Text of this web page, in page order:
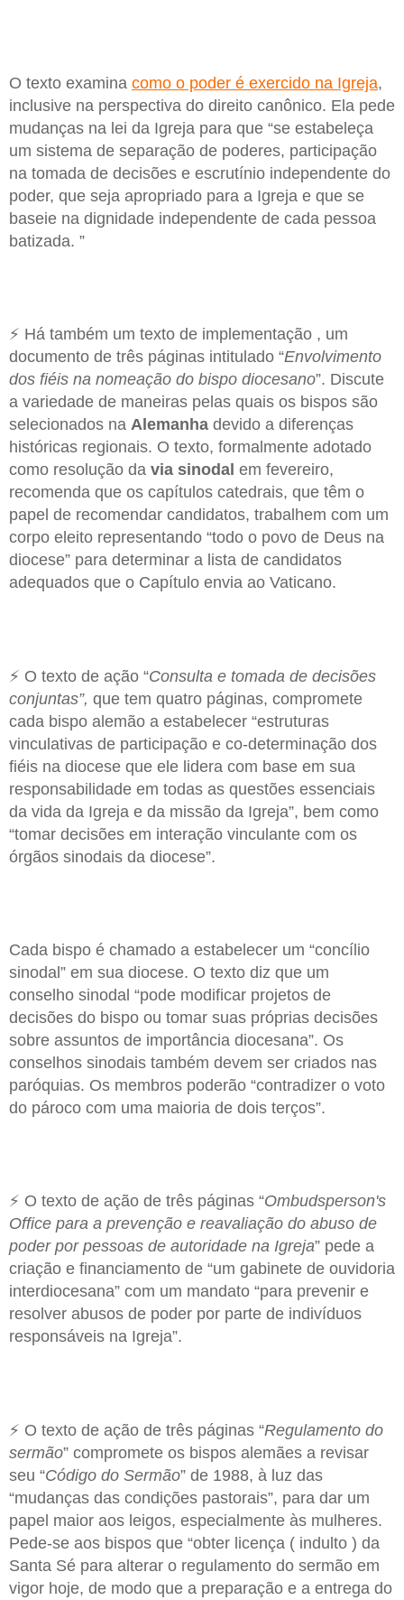
O texto examina como o poder é exercido na Igreja,
inclusive na perspectiva do direito canônico. Ela pede
mudanças na lei da Igreja para que “se estabeleça
um sistema de separação de poderes, participação
na tomada de decisões e escrutínio independente do
poder, que seja apropriado para a Igreja e que se
baseie na dignidade independente de cada pessoa
batizada. ”
⚡ Há também um texto de implementação , um
documento de três páginas intitulado “Envolvimento
dos fiéis na nomeação do bispo diocesano”. Discute
a variedade de maneiras pelas quais os bispos são
selecionados na Alemanha devido a diferenças
históricas regionais. O texto, formalmente adotado
como resolução da via sinodal em fevereiro,
recomenda que os capítulos catedrais, que têm o
papel de recomendar candidatos, trabalhem com um
corpo eleito representando “todo o povo de Deus na
diocese” para determinar a lista de candidatos
adequados que o Capítulo envia ao Vaticano.
⚡ O texto de ação “Consulta e tomada de decisões
conjuntas”, que tem quatro páginas, compromete
cada bispo alemão a estabelecer “estruturas
vinculativas de participação e co-determinação dos
fiéis na diocese que ele lidera com base em sua
responsabilidade em todas as questões essenciais
da vida da Igreja e da missão da Igreja”, bem como
“tomar decisões em interação vinculante com os
órgãos sinodais da diocese”.
Cada bispo é chamado a estabelecer um “concílio
sinodal” em sua diocese. O texto diz que um
conselho sinodal “pode modificar projetos de
decisões do bispo ou tomar suas próprias decisões
sobre assuntos de importância diocesana”. Os
conselhos sinodais também devem ser criados nas
paróquias. Os membros poderão “contradizer o voto
do pároco com uma maioria de dois terços”.
⚡ O texto de ação de três páginas “Ombudsperson's
Office para a prevenção e reavaliação do abuso de
poder por pessoas de autoridade na Igreja” pede a
criação e financiamento de “um gabinete de ouvidoria
interdiocesana” com um mandato “para prevenir e
resolver abusos de poder por parte de indivíduos
responsáveis na Igreja”.
⚡ O texto de ação de três páginas “Regulamento do
sermão” compromete os bispos alemães a revisar
seu “Código do Sermão” de 1988, à luz das
“mudanças das condições pastorais”, para dar um
papel maior aos leigos, especialmente às mulheres.
Pede-se aos bispos que “obter licença ( indulto ) da
Santa Sé para alterar o regulamento do sermão em
vigor hoje, de modo que a preparação e a entrega do